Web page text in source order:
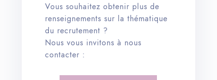
Vous souhaitez obtenir plus de
renseignements sur la thématique
du recrutement ?
Nous vous invitons à nous
contacter :